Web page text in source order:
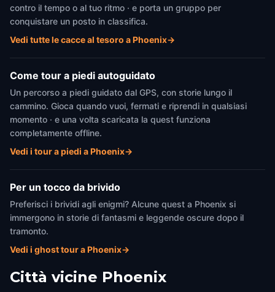
contro il tempo o al tuo ritmo · e porta un gruppo per
conquistare un posto in classifica.
Vedi tutte le cacce al tesoro a Phoenix→
Come tour a piedi autoguidato
Un percorso a piedi guidato dal GPS, con storie lungo il
cammino. Gioca quando vuoi, fermati e riprendi in qualsiasi
momento · e una volta scaricata la quest funziona
completamente offline.
Vedi i tour a piedi a Phoenix→
Per un tocco da brivido
Preferisci i brividi agli enigmi? Alcune quest a Phoenix si
immergono in storie di fantasmi e leggende oscure dopo il
tramonto.
Vedi i ghost tour a Phoenix→
Città vicine Phoenix